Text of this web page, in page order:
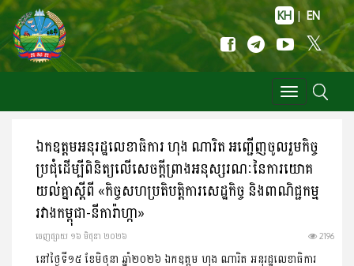
KH | EN
Toggle
navigation
ឯកឧត្តមអនុរដ្ឋលេខាធិការ ហុង ណារិត អញ្ជើញចូលរួមកិច្ច
ប្រជុំ​ដើម្បី​ពិនិត្យលើសេចក្តីព្រាងអនុស្សរណៈនៃការយោគ
យល់គ្នាស្ដីពី «កិច្ច​សហប្រតិបត្តិការសេដ្ឋកិច្ច និងពាណិជ្ជកម្ម
រវាងកម្ពុជា-នីការ៉ាហ្កា»
ចេញ​ផ្សាយ​ ១៦ មិថុនា ២០២៦ 2196
នៅថ្ងៃទី១៥ ខែមិថុនា ឆ្នាំ២០២៦ ឯកឧត្តម ហុង ណារិត អនុរដ្ឋលេខា​ធិការ​